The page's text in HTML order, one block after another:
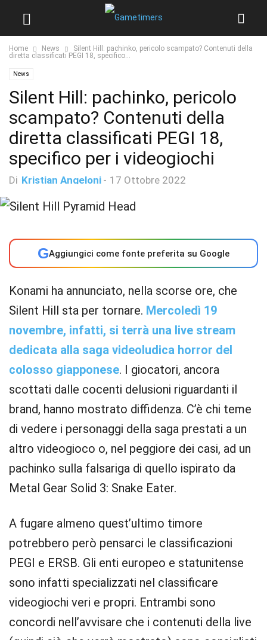
Home News
Silent Hill: pachinko, pericolo scampato? Contenuti della
diretta classificati PEGI 18, specifico...
News
Silent Hill: pachinko, pericolo
scampato? Contenuti della
diretta classificati PEGI 18,
specifico per i videogiochi
Di Kristian Angeloni - 17 Ottobre 2022
GAggiungici come fonte preferita su Google
Konami ha annunciato, nella scorse ore, che
Silent Hill sta per tornare. Mercoledì 19
novembre, infatti, si terrà una live stream
dedicata alla saga videoludica horror del
colosso giapponese. I giocatori, ancora
scottati dalle cocenti delusioni riguardanti il
brand, hanno mostrato diffidenza. C’è chi teme
di vedere i personaggi della saga prestati a un
altro videogioco o, nel peggiore dei casi, ad un
pachinko sulla falsariga di quello ispirato da
Metal Gear Solid 3: Snake Eater.
A fugare almeno quest’ultimo timore
potrebbero però pensarci le classificazioni
PEGI e ERSB. Gli enti europeo e statunitense
sono infatti specializzati nel classificare
videogiochi veri e propri. Entrambi sono
concordi nell’avvisare che i contenuti della live